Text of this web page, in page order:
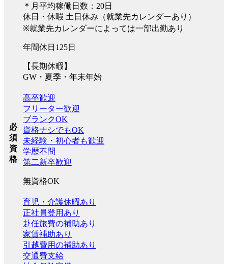
＊月平均稼働日数：20日
休日・休暇 土日休み（就業先カレンダーあり）
※就業先カレンダーによっては一部出勤あり
年間休日125日
【長期休暇】
GW・夏季・年末年始
必
須
資
格
高卒歓迎
フリーター歓迎
ブランクOK
資格ナシでもOK
未経験・初心者も歓迎
学歴不問
第二新卒歓迎
無資格OK
育児・介護休暇あり
正社員登用あり
赴任旅費の補助あり
家賃補助あり
引越費用の補助あり
交通費支給